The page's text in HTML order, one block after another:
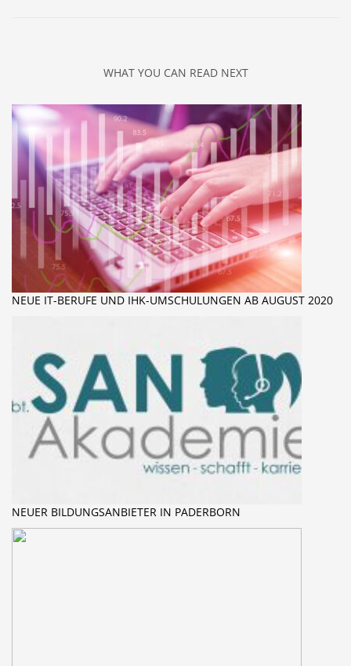
WHAT YOU CAN READ NEXT
NEUE IT-BERUFE UND IHK-UMSCHULUNGEN AB AUGUST 2020
NEUER BILDUNGSANBIETER IN PADERBORN